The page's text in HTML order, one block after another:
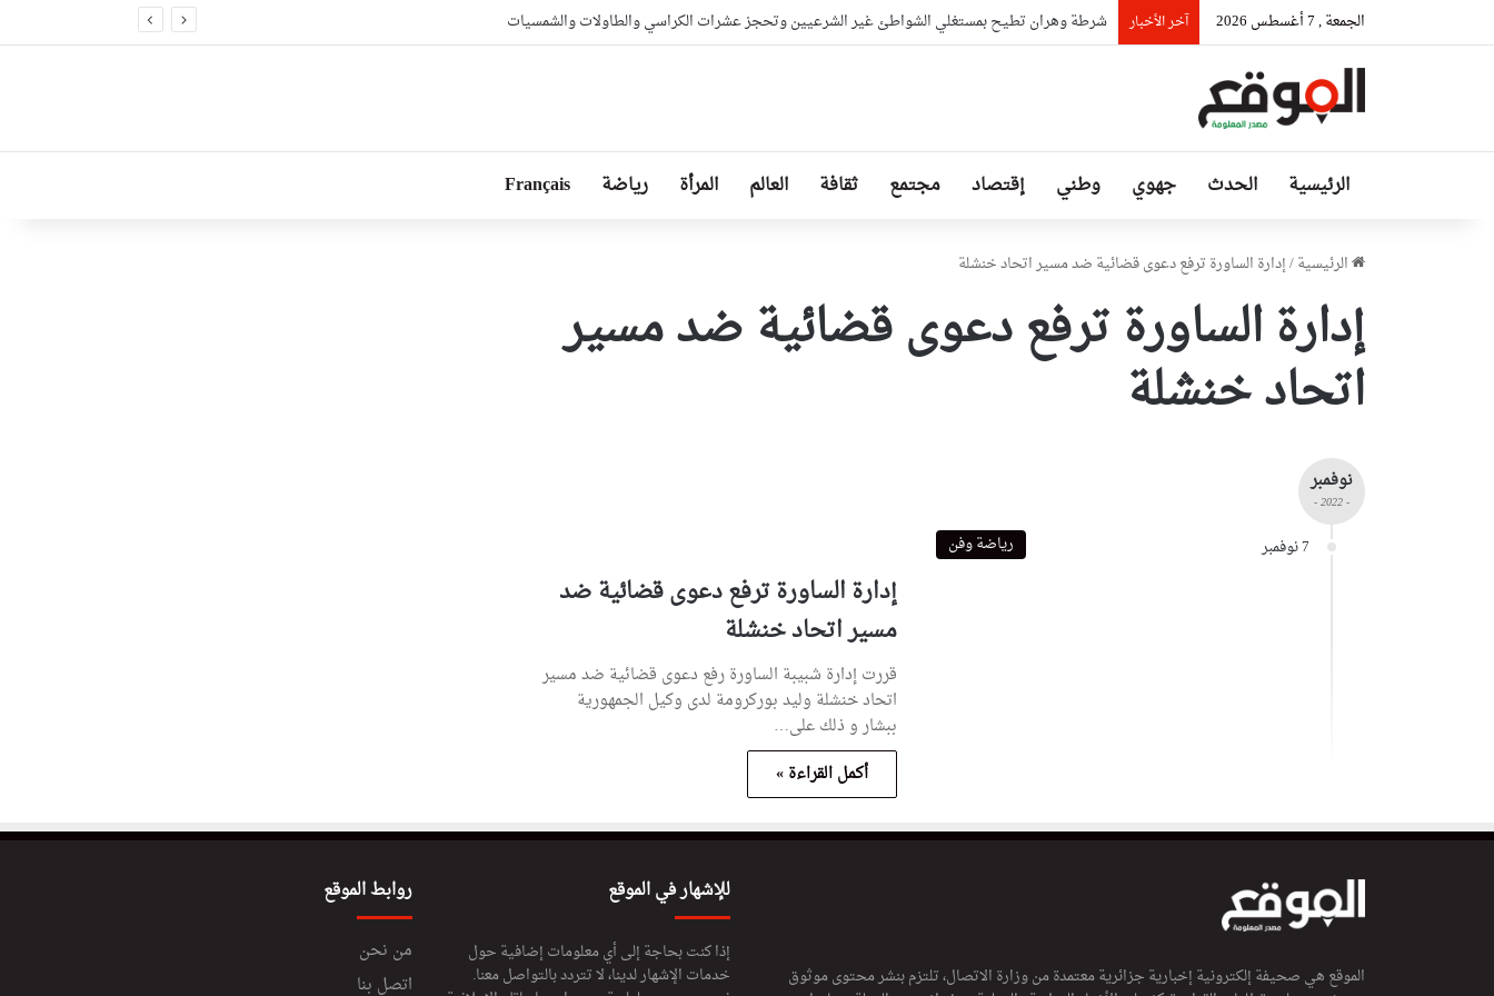
الجمعة , 7 أغسطس 2026 آخر الأخبار شرطة وهران تطيح بمستغلي الشواطئ غير الشرعيين وتحجز عشرات الكراسي والطاولات والشمسيات
الرئيسية الحدث جهوي وطني إقتصاد مجتمع ثقافة العالم المرأة رياضة Français
الرئيسية/إدارة الساورة ترفع دعوى قضائية ضد مسير اتحاد خنشلة
إدارة الساورة ترفع دعوى قضائية ضد مسير
اتحاد خنشلة
نوفمبر
- 2022 -
7 نوفمبر رياضة وفن
إدارة الساورة ترفع دعوى قضائية ضد
مسير اتحاد خنشلة
قررت إدارة شبيبة الساورة رفع دعوى قضائية ضد مسير
اتحاد خنشلة وليد بوركرومة لدى وكيل الجمهورية
ببشار و ذلك على…
أكمل القراءة »
الموقع هي صحيفة إلكترونية إخبارية جزائرية معتمدة من وزارة الاتصال، تلتزم بنشر محتوى موثوق
للإشهار في الموقع
إذا كنت بحاجة إلى أي معلومات إضافية حول
خدمات الإشهار لدينا، لا تتردد بالتواصل معنا.
روابط الموقع
من نحن
اتصل بنا